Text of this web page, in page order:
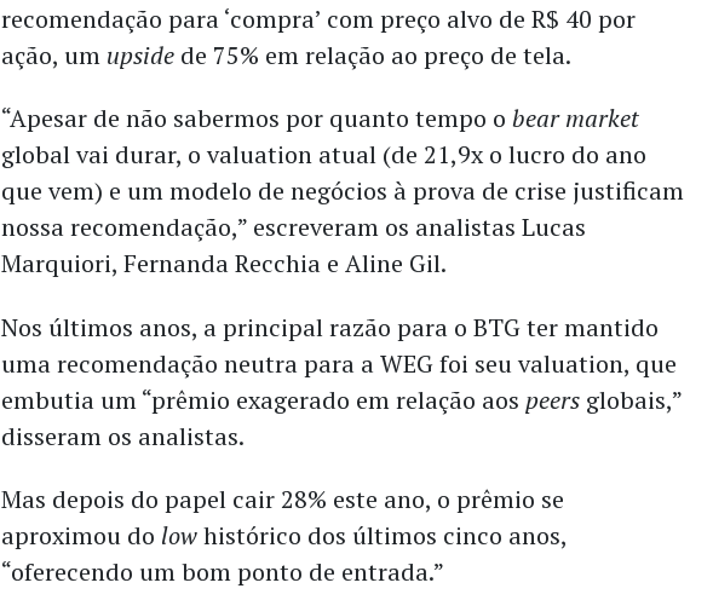
recomendação para ‘compra’ com preço alvo de R$ 40 por
ação, um upside de 75% em relação ao preço de tela.
“Apesar de não sabermos por quanto tempo obear market
global vai durar, o valuation atual (de 21,9x o lucro do ano
que vem) e um modelo de negócios à prova de crise justificam
nossa recomendação,” escreveram os analistas Lucas
Marquiori, Fernanda Recchia e Aline Gil.
Nos últimos anos, a principal razão para o BTG ter mantido
uma recomendação neutra para a WEG foi seu valuation, que
embutia um “prêmio exagerado em relação aos peers globais,”
disseram os analistas.
Mas depois do papel cair 28% este ano, o prêmio se
aproximou do lowhistórico dos últimos cinco anos,
“oferecendo um bom ponto de entrada.”